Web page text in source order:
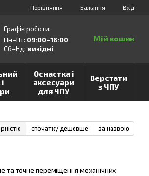
Порівняння Бажання Вхід
Графік роботи:
Пн–Пт: 09:00–18:00
Сб–Нд: вихідні
Мій кошик
Оснастка і
аксесуари
для ЧПУ
Верстати
з ЧПУ
спочатку дешевше за назвою
та точне переміщення механічних